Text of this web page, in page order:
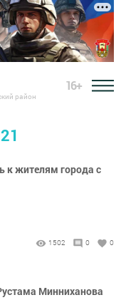
район
16+
к жителям города с
1502 0 0
Минниханова